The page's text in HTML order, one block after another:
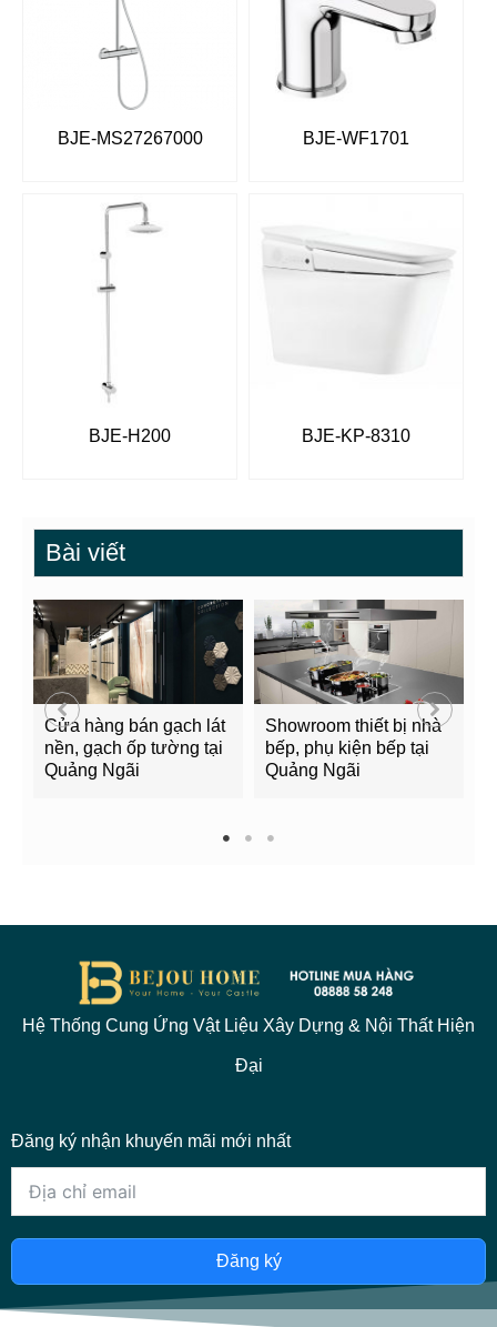
BJE-MS27267000 BJE-WF1701
BJE-H200 BJE-KP-8310
Bài viết
Cửa hàng bán gạch lát
nền, gạch ốp tường tại
Quảng Ngãi
Showroom thiết bị nhà
bếp, phụ kiện bếp tại
Quảng Ngãi
1 2 3
Hệ Thống Cung Ứng Vật Liệu Xây Dựng & Nội Thất Hiện
Đại
Đăng ký nhận khuyến mãi mới nhất
Đăng ký